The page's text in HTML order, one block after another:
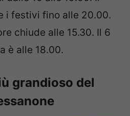
i festivi fino alle 20.00.
chiude alle 15.30. Il 6
è alle 18.00.
grandioso del